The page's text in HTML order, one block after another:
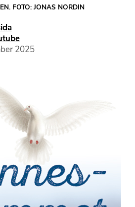
FOTO: JONAS NORDIN
2025